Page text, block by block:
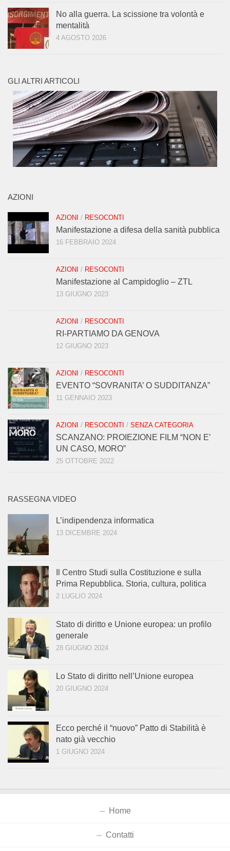
No alla guerra. La scissione tra volontà e
mentalità
4 AGOSTO 2026
GLI ALTRI ARTICOLI
AZIONI
AZIONI / RESOCONTI
Manifestazione a difesa della sanità pubblica
16 FEBBRAIO 2024
AZIONI / RESOCONTI
Manifestazione al Campidoglio – ZTL
13 GIUGNO 2023
AZIONI / RESOCONTI
RI-PARTIAMO DA GENOVA
12 GIUGNO 2023
AZIONI / RESOCONTI
EVENTO “SOVRANITA’ O SUDDITANZA”
11 GENNAIO 2023
AZIONI / RESOCONTI / SENZA CATEGORIA
SCANZANO: PROIEZIONE FILM “NON E’
UN CASO, MORO”
25 OTTOBRE 2022
RASSEGNA VIDEO
L’indipendenza informatica
13 DICEMBRE 2024
Il Centro Studi sulla Costituzione e sulla
Prima Repubblica. Storia, cultura, politica
2 LUGLIO 2024
Stato di diritto e Unione europea: un profilo
generale
28 GIUGNO 2024
Lo Stato di diritto nell’Unione europea
20 GIUGNO 2024
Ecco perché il “nuovo” Patto di Stabilità è
nato già vecchio
1 GIUGNO 2024
Home
Contatti